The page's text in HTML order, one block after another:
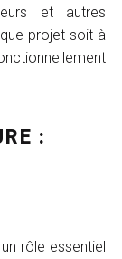
et autres
projet soit à
:
rôle essentiel